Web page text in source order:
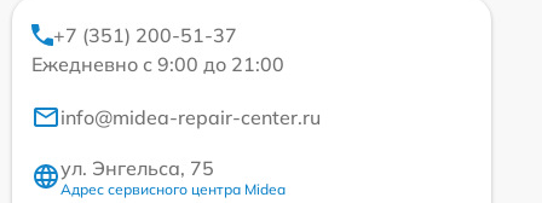
+7 (351) 200-51-37
Ежедневно с 9:00 до 21:00
info@midea-repair-center.ru
ул. Энгельса, 75
Адрес сервисного центра Midea